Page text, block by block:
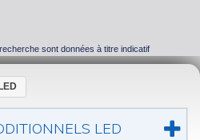
sont données à titre indicatif
LED